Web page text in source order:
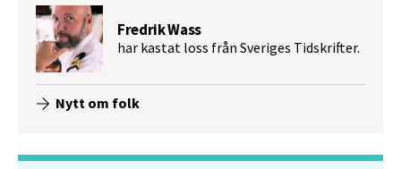
Fredrik Wass
har kastat loss från Sveriges Tidskrifter.
Nytt om folk